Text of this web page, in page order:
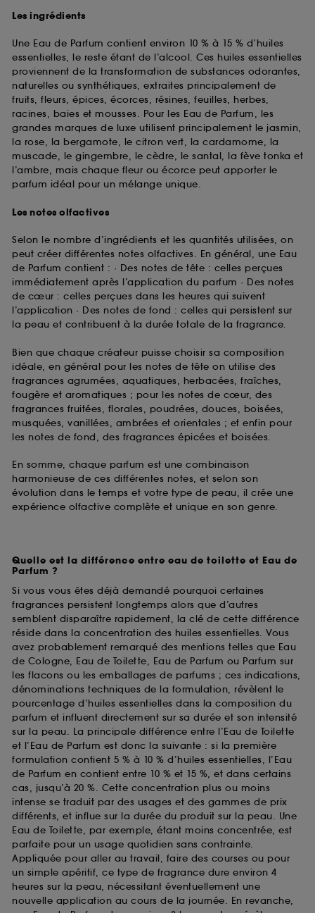
Les ingrédients
Une Eau de Parfum contient environ 10 % à 15 % d’huiles
essentielles, le reste étant de l’alcool. Ces huiles essentielles
proviennent de la transformation de substances odorantes,
naturelles ou synthétiques, extraites principalement de
fruits, fleurs, épices, écorces, résines, feuilles, herbes,
racines, baies et mousses. Pour les Eau de Parfum, les
grandes marques de luxe utilisent principalement le jasmin,
la rose, la bergamote, le citron vert, la cardamome, la
muscade, le gingembre, le cèdre, le santal, la fève tonka et
l’ambre, mais chaque fleur ou écorce peut apporter le
parfum idéal pour un mélange unique.
Les notes olfactives
Selon le nombre d’ingrédients et les quantités utilisées, on
peut créer différentes notes olfactives. En général, une Eau
de Parfum contient : · Des notes de tête : celles perçues
immédiatement après l’application du parfum · Des notes
de cœur : celles perçues dans les heures qui suivent
l’application · Des notes de fond : celles qui persistent sur
la peau et contribuent à la durée totale de la fragrance.
Bien que chaque créateur puisse choisir sa composition
idéale, en général pour les notes de tête on utilise des
fragrances agrumées, aquatiques, herbacées, fraîches,
fougère et aromatiques ; pour les notes de cœur, des
fragrances fruitées, florales, poudrées, douces, boisées,
musquées, vanillées, ambrées et orientales ; et enfin pour
les notes de fond, des fragrances épicées et boisées.
En somme, chaque parfum est une combinaison
harmonieuse de ces différentes notes, et selon son
évolution dans le temps et votre type de peau, il crée une
expérience olfactive complète et unique en son genre.
Quelle est la différence entre eau de toilette et Eau de
Parfum ?
Si vous vous êtes déjà demandé pourquoi certaines
fragrances persistent longtemps alors que d’autres
semblent disparaître rapidement, la clé de cette différence
réside dans la concentration des huiles essentielles. Vous
avez probablement remarqué des mentions telles que Eau
de Cologne, Eau de Toilette, Eau de Parfum ou Parfum sur
les flacons ou les emballages de parfums ; ces indications,
dénominations techniques de la formulation, révèlent le
pourcentage d’huiles essentielles dans la composition du
parfum et influent directement sur sa durée et son intensité
sur la peau. La principale différence entre l’Eau de Toilette
et l’Eau de Parfum est donc la suivante : si la première
formulation contient 5 % à 10 % d’huiles essentielles, l’Eau
de Parfum en contient entre 10 % et 15 %, et dans certains
cas, jusqu’à 20 %. Cette concentration plus ou moins
intense se traduit par des usages et des gammes de prix
différents, et influe sur la durée du produit sur la peau. Une
Eau de Toilette, par exemple, étant moins concentrée, est
parfaite pour un usage quotidien sans contrainte.
Appliquée pour aller au travail, faire des courses ou pour
un simple apéritif, ce type de fragrance dure environ 4
heures sur la peau, nécessitant éventuellement une
nouvelle application au cours de la journée. En revanche,